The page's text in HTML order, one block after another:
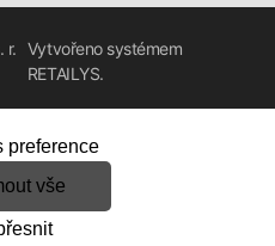
r. Vytvořeno systémem
RETAILYS.
preference
vše